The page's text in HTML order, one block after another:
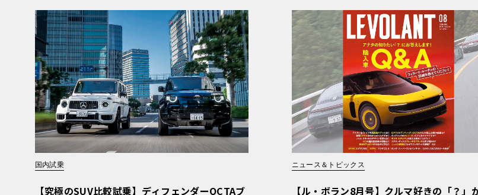
国内試乗
【究極のSUV比較試乗】ディフェンダーOCTAブ
ニュース＆トピックス
【ル・ボラン8月号】クルマ好きの「？」